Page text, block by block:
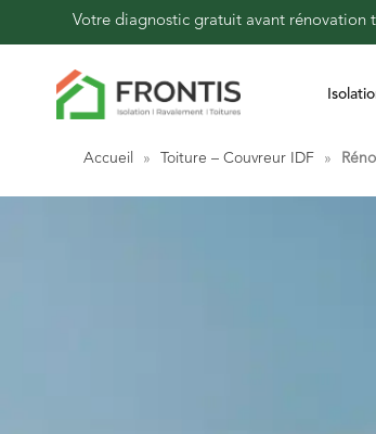
Votre diagnostic gratuit avant rénovation
Accueil » Toiture – Couvreur IDF »